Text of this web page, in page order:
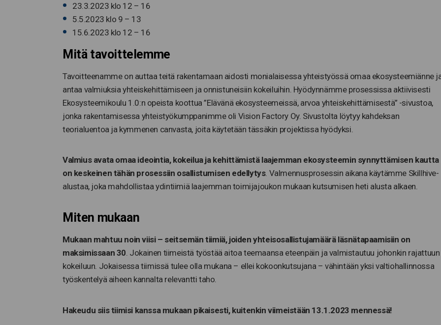
23.3.2023 klo 12 – 16
5.5.2023 klo 9 – 13
15.6.2023 klo 12 – 16
Mitä tavoittelemme
Tavoitteenamme on auttaa teitä rakentamaan aidosti monialaisessa yhteistyössä omaa ekosysteemiänne
antaa valmiuksia yhteiskehittämiseen ja onnistuneisiin kokeiluihin. Hyödynnämme prosessissa aktiivisesti
Ekosysteemikoulu 1.0:n opeista koottua ”Elävänä ekosysteemeissä, arvoa yhteiskehittämisestä” -sivustoa,
jonka rakentamisessa yhteistyökumppanimme oli Vision Factory Oy. Sivustolta löytyy kahdeksan
teorialuentoa ja kymmenen canvasta, joita käytetään tässäkin projektissa hyödyksi.
Valmius avata omaa ideointia, kokeilua ja kehittämistä laajemman ekosysteemin synnyttämisen kautta
on keskeinen tähän prosessiin osallistumisen edellytys. Valmennusprosessin aikana käytämme Skillhive-
alustaa, joka mahdollistaa ydintiimiä laajemman toimijajoukon mukaan kutsumisen heti alusta alkaen.
Miten mukaan
Mukaan mahtuu noin viisi – seitsemän tiimiä, joiden yhteisosallistujamäärä läsnätapaamisiin on
maksimissaan 30. Jokainen tiimeistä työstää aitoa teemaansa eteenpäin ja valmistautuu johonkin rajattuun
kokeiluun. Jokaisessa tiimissä tulee olla mukana – ellei kokoonkutsujana – vähintään yksi valtiohallinnossa
työskentelyä aiheen kannalta relevantti taho.
Hakeudu siis tiimisi kanssa mukaan pikaisesti, kuitenkin viimeistään 13.1.2023 mennessä!